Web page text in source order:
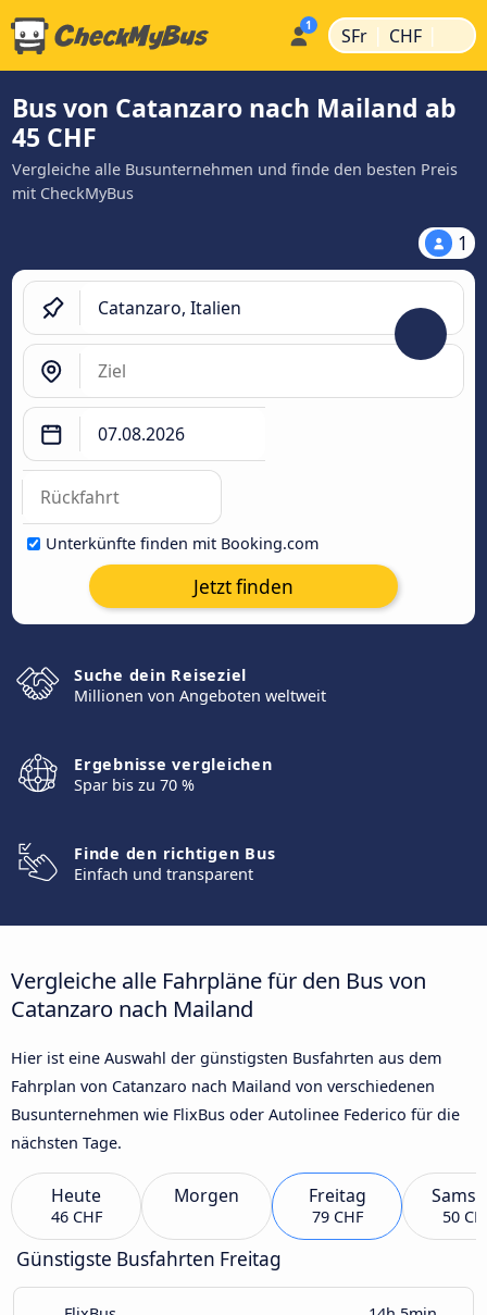
SFr | CHF |
Bus von Catanzaro nach Mailand ab
45 CHF
Vergleiche alle Busunternehmen und finde den besten Preis
mit CheckMyBus
1
Unterkünfte finden mit Booking.com
Jetzt finden
Suche dein Reiseziel
Millionen von Angeboten weltweit
Ergebnisse vergleichen
Spar bis zu 70 %
Finde den richtigen Bus
Einfach und transparent
Vergleiche alle Fahrpläne für den Bus von
Catanzaro nach Mailand
Hier ist eine Auswahl der günstigsten Busfahrten aus dem
Fahrplan von Catanzaro nach Mailand von verschiedenen
Busunternehmen wie FlixBus oder Autolinee Federico für die
nächsten Tage.
Heute
46 CHF
Morgen Freitag
79 CHF 50
Günstigste Busfahrten Freitag